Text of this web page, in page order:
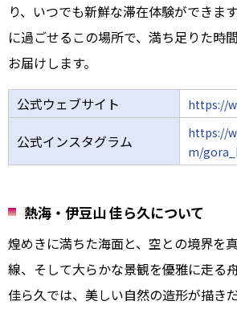
り、いつでも新鮮な滞在体験ができま
に過ごせるこの場所で、満ち足りた時
お届けします。
公式ウェブサイト https://
公式インスタグラム
https://
m/
熱海・伊豆山 佳ら久について
煌めきに満ちた海面と、空との境界を
線、そして大らかな景観を優雅に走る
佳ら久では、美しい自然の造形が描き